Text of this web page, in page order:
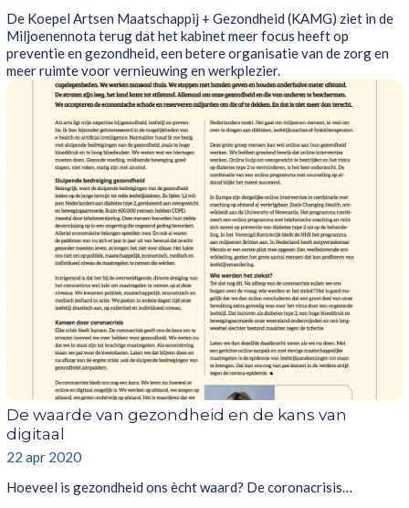
De Koepel Artsen Maatschappij + Gezondheid (KAMG) ziet in de
Miljoenennota terug dat het kabinet meer focus heeft op
preventie en gezondheid, een betere organisatie van de zorg en
meer ruimte voor vernieuwing en werkplezier.
De waarde van gezondheid en de kans van
digitaal
22 apr 2020
Hoeveel is gezondheid ons ècht waard? De coronacrisis…